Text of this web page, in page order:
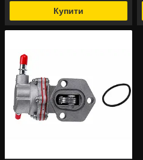
Купити